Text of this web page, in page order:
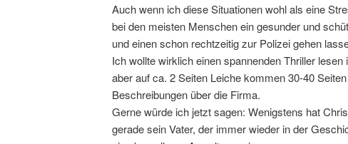
Auch wenn ich diese Situationen wohl als eine
bei den meisten Menschen ein gesunder und
und einen schon rechtzeitig zur Polizei gehen
Ich wollte wirklich einen spannenden Thriller
aber auf ca. 2 Seiten Leiche kommen 30-40
Beschreibungen über die Firma.
Gerne würde ich jetzt sagen: Wenigstens hat
gerade sein Vater, der immer wieder in der